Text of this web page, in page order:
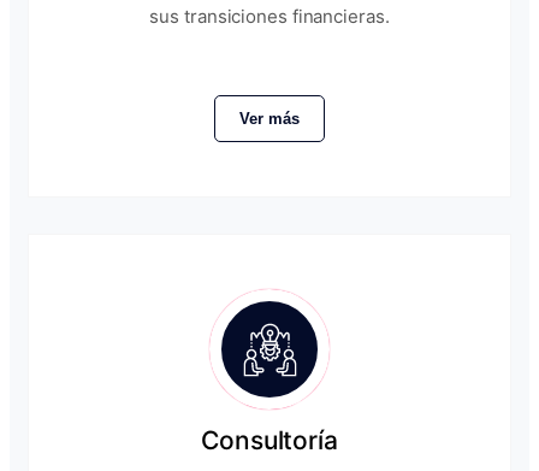
sus transiciones financieras.
Ver más
Consultoría